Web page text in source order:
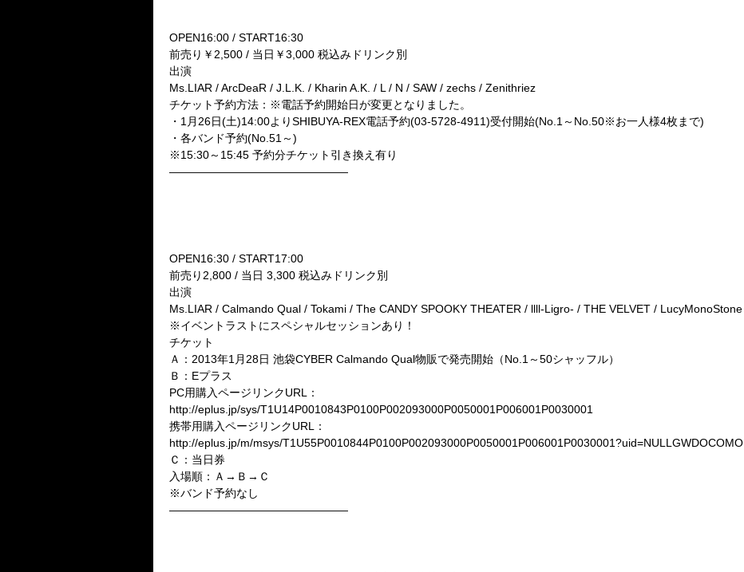
OPEN16:00 / START16:30
前売り￥2,500 / 当日￥3,000 税込みドリンク別
出演
Ms.LIAR / ArcDeaR / J.L.K. / Kharin A.K. / L / N / SAW / zechs / Zenithriez
チケット予約方法：※電話予約開始日が変更となりました。
・1月26日(土)14:00よりSHIBUYA-REX電話予約(03-5728-4911)受付開始(No.1～No.50※お一人様4枚まで)
・各バンド予約(No.51～)
※15:30～15:45 予約分チケット引き換え有り
————————————————
OPEN16:30 / START17:00
前売り2,800 / 当日 3,300 税込みドリンク別
出演
Ms.LIAR / Calmando Qual / Tokami / The CANDY SPOOKY THEATER / llll-Ligro- / THE VELVET / LucyMonoStone
※イベントラストにスペシャルセッションあり！
チケット
Ａ：2013年1月28日 池袋CYBER Calmando Qual物販で発売開始（No.1～50シャッフル）
Ｂ：Eプラス
PC用購入ページリンクURL：
http://eplus.jp/sys/T1U14P0010843P0100P002093000P0050001P006001P0030001
携帯用購入ページリンクURL：
http://eplus.jp/m/msys/T1U55P0010844P0100P002093000P0050001P006001P0030001?uid=NULLGWDOCOMO
Ｃ：当日券
入場順：Ａ→Ｂ→Ｃ
※バンド予約なし
————————————————